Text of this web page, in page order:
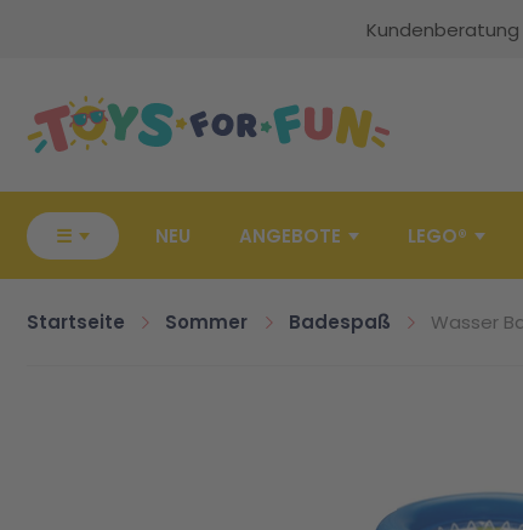
Kundenberatung
☰ NEU ANGEBOTE LEGO®
Startseite Sommer Badespaß Wasser